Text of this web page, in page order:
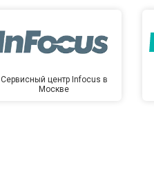
Сервисный центр Infocus в
Москве